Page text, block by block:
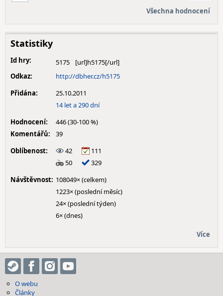
Všechna hodnocení
Statistiky
Id hry:
5175
Odkaz:
http://dbher.cz/h5175
Přidána:
25.10.2011
14 let a 290 dní
Hodnocení:
446 (30-100 %)
Komentářů:
39
Oblíbenost:
42
111
50
329
Návštěvnost: 108049× (celkem)
1223× (poslední měsíc)
24× (poslední týden)
6× (dnes)
Více
O webu
Články